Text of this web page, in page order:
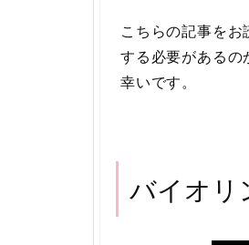
こちらの記事をお
する必要があるの
幸いです。
バイオリ